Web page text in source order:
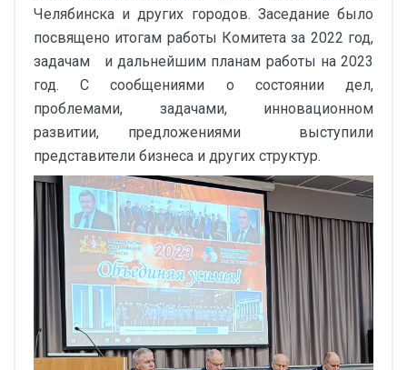
Челябинска и других городов. Заседание было
посвящено итогам работы Комитета за 2022 год,
задачам и дальнейшим планам работы на 2023
год. С сообщениями о состоянии дел,
проблемами, задачами, инновационном
развитии, предложениями выступили
представители бизнеса и других структур.